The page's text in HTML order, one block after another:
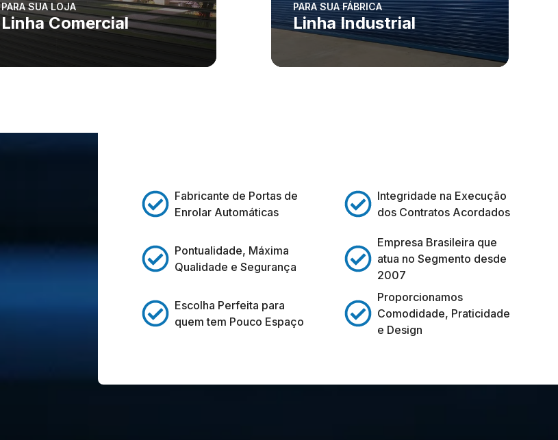
PARA SUA LOJA
Linha Comercial
PARA SUA FÁBRICA
Linha Industrial
Fabricante de Portas de
Enrolar Automáticas
Pontualidade, Máxima
Qualidade e Segurança
Escolha Perfeita para
quem tem Pouco Espaço
Integridade na Execução
dos Contratos Acordados
Empresa Brasileira que
atua no Segmento desde
2007
Proporcionamos
Comodidade, Praticidade
e Design